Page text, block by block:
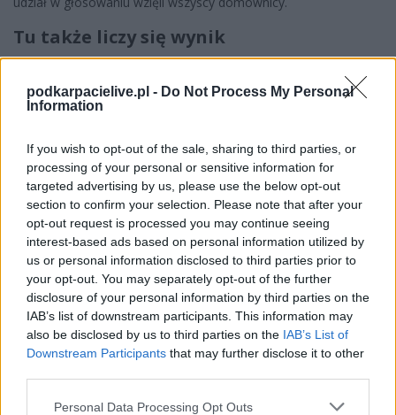
podkarpacielive.pl - Do Not Process My Personal
Information
If you wish to opt-out of the sale, sharing to third parties, or
processing of your personal or sensitive information for
targeted advertising by us, please use the below opt-out
section to confirm your selection. Please note that after your
opt-out request is processed you may continue seeing
interest-based ads based on personal information utilized by
us or personal information disclosed to third parties prior to
your opt-out. You may separately opt-out of the further
disclosure of your personal information by third parties on the
IAB’s list of downstream participants. This information may
also be disclosed by us to third parties on the IAB’s List of
Downstream Participants that may further disclose it to other
Please note that this website/app uses one or more Google
Personal Data Processing Opt Outs
Tu także liczy się wynik
zaangażowanie, konsekwencja i wsparcie całej drużyny. W
Rzeszowskim Budżecie Obywatelskim jest podobnie. O realizacji
Dla Drabinianki, Białej i wszystkich osób korzystających z ul.
Miłej projekt nr 25 może oznaczać realną zmianę: lepiej
widoczne przejścia, większe bezpieczeństwo pieszych, większy
komfort kierowców i spokojniejszą drogę dzieci do szkoły oraz
przedszkola.
Tym razem gra toczy się nie o trzy punkty, ale o coś znacznie
ważniejszego, codzienne bezpieczeństwo mieszkańców.
CZYTAJ TAKŻE